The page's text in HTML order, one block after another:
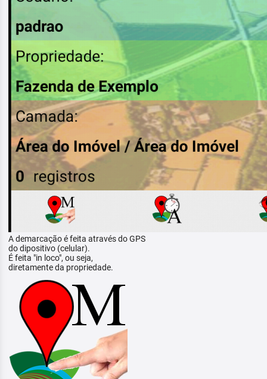
A demarcação é feita através do GPS
do dipositivo (celular).
É feita "in loco", ou seja,
diretamente da propriedade.